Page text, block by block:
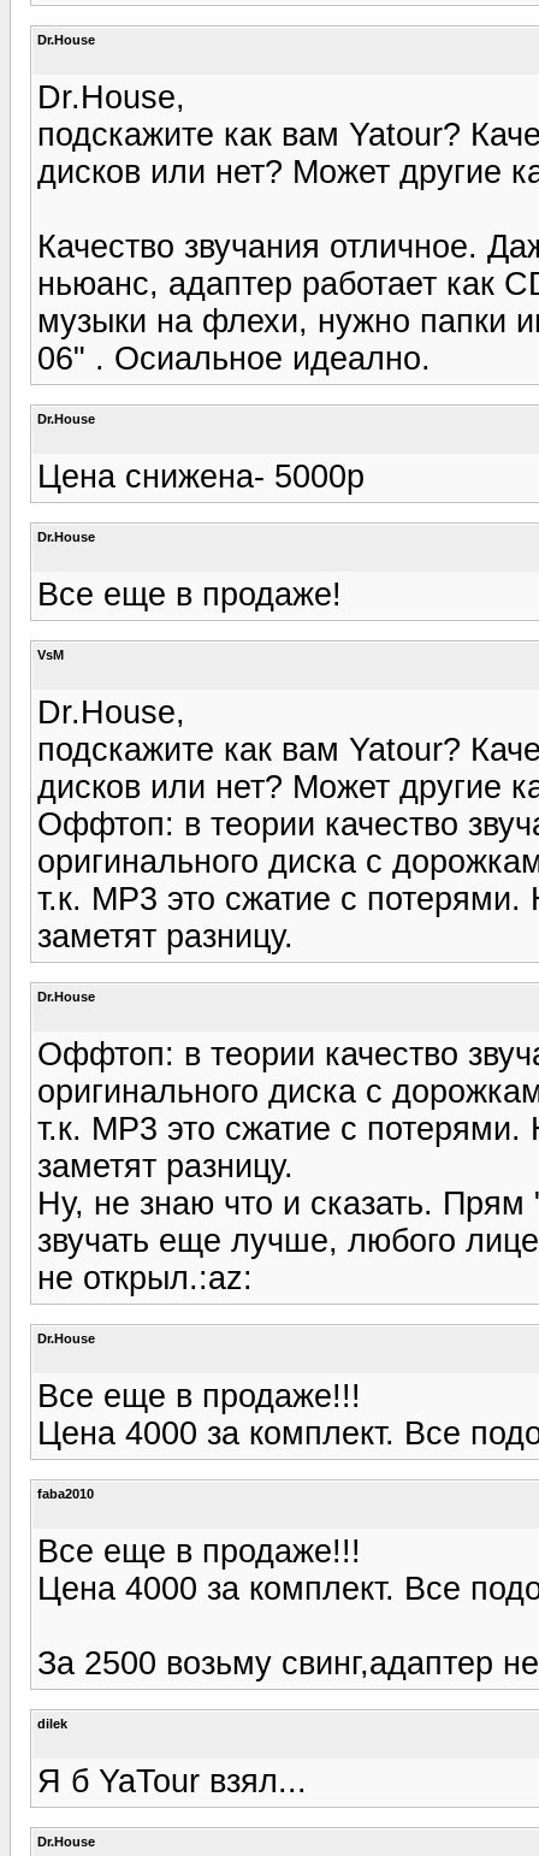
Dr.House
Dr.House,
подскажите как вам Yatour?
дисков или нет? Может другие
Качество звучания отличное.
ньюанс, адаптер работает как
музыки на флехи, нужно папки
06" . Осиальное идеално.
Dr.House
Цена снижена- 5000р
Dr.House
Все еще в продаже!
VsM
Dr.House,
подскажите как вам Yatour?
дисков или нет? Может другие
Оффтоп: в теории качество
оригинального диска с
т.к. MP3 это сжатие с
заметят разницу.
Dr.House
Оффтоп: в теории качество
оригинального диска с
т.к. MP3 это сжатие с
заметят разницу.
Ну, не знаю что и сказать. Прям
звучать еще лучше, любого
не открыл.:az:
Dr.House
Все еще в продаже!!!
Цена 4000 за комплект. Все
faba2010
Все еще в продаже!!!
Цена 4000 за комплект. Все
За 2500 возьму свинг,адаптер
dilek
Я б YaTour взял...
Dr.House